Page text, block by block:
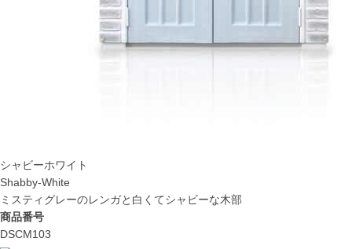
シャビーホワイト
Shabby-White
ミスティグレーのレンガと白くてシャビーな木部
商品番号
DSCM103